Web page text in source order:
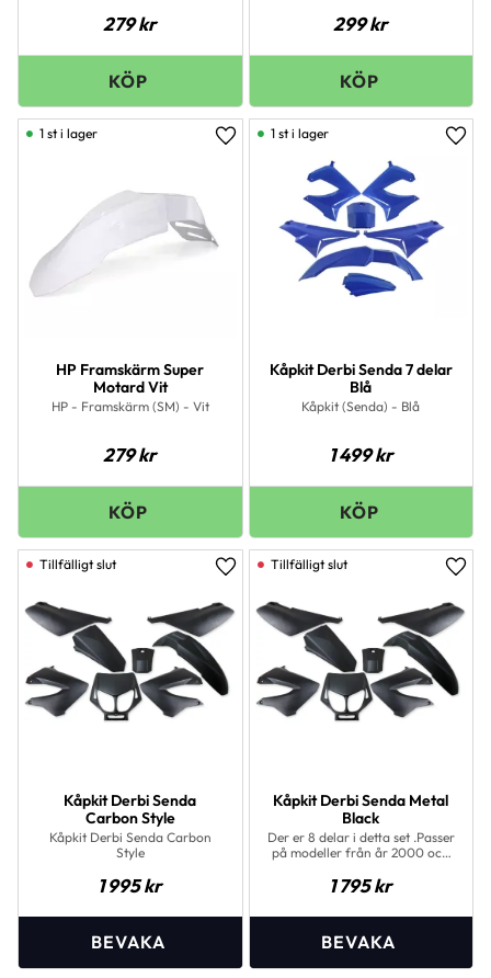
279kr 299kr
HP Framskärm Super
Motard Vit
HP - Framskärm (SM) - Vit
279kr
Lägg till i favoriter
1 st i lager
Kåpkit Derbi Senda 7 delar
Blå
Kåpkit (Senda) - Blå
1 499kr
1 st i lager
Kåpkit Derbi Senda
Carbon Style
Kåpkit Derbi Senda Carbon
Style
1 995kr
Lägg till i favoriter
Kåpkit Derbi Senda Metal
Black
Der er 8 delar i detta set .Passer
på modeller från år 2000 och
genomfärgad plast som sedan
är lackerat.
1 795kr